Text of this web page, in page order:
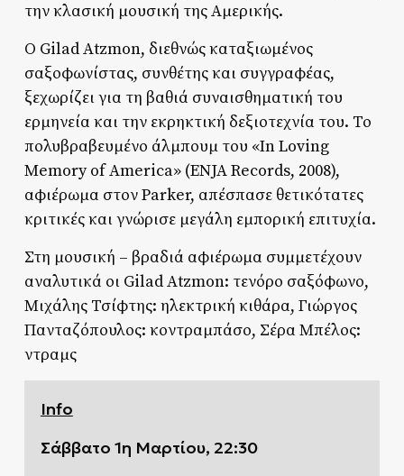
την κλασική μουσική της Αμερικής.
Ο Gilad Atzmon, διεθνώς καταξιωμένος
σαξοφωνίστας, συνθέτης και συγγραφέας,
ξεχωρίζει για τη βαθιά συναισθηματική του
ερμηνεία και την εκρηκτική δεξιοτεχνία του. Το
πολυβραβευμένο άλμπουμ του «In Loving
Memory of America» (ENJA Records, 2008),
αφιέρωμα στον Parker, απέσπασε θετικότατες
κριτικές και γνώρισε μεγάλη εμπορική επιτυχία.
Στη μουσική – βραδιά αφιέρωμα συμμετέχουν
αναλυτικά οι Gilad Atzmon: τενόρο σαξόφωνο,
Μιχάλης Τσίφτης: ηλεκτρική κιθάρα, Γιώργος
Πανταζόπουλος: κοντραμπάσο, Σέρα Μπέλος:
ντραμς
Info
Σάββατο 1η Μαρτίου, 22:30